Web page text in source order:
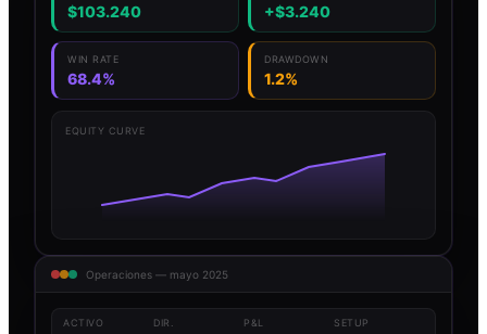
$103.240 +$3.240
WIN RATE
68.4%
DRAWDOWN
1.2%
EQUITY CURVE
Operaciones — mayo 2025
ACTIVO DIR. P&L SETUP